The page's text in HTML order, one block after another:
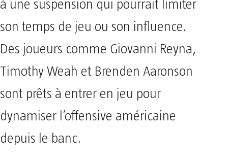
à une suspension qui pourrait limiter
son temps de jeu ou son influence.
Des joueurs comme Giovanni Reyna,
Timothy Weah et Brenden Aaronson
sont prêts à entrer en jeu pour
dynamiser l’offensive américaine
depuis le banc.